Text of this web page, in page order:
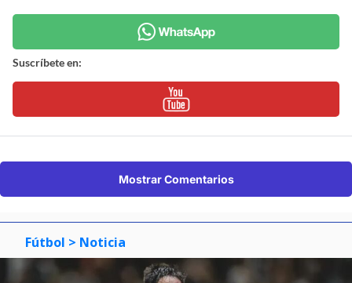
Suscríbete en:
Mostrar Comentarios
Fútbol > Noticia